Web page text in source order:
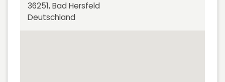
36251, Bad Hersfeld
Deutschland